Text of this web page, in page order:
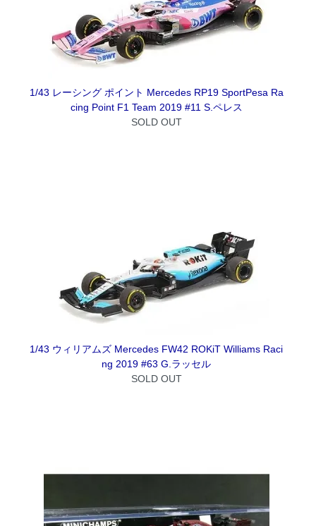
1/43 レーシング ポイント Mercedes RP19 SportPesa Ra
cing Point F1 Team 2019 #11 S.ペレス
SOLD OUT
1/43 ウィリアムズ Mercedes FW42 ROKiT Williams Raci
ng 2019 #63 G.ラッセル
SOLD OUT